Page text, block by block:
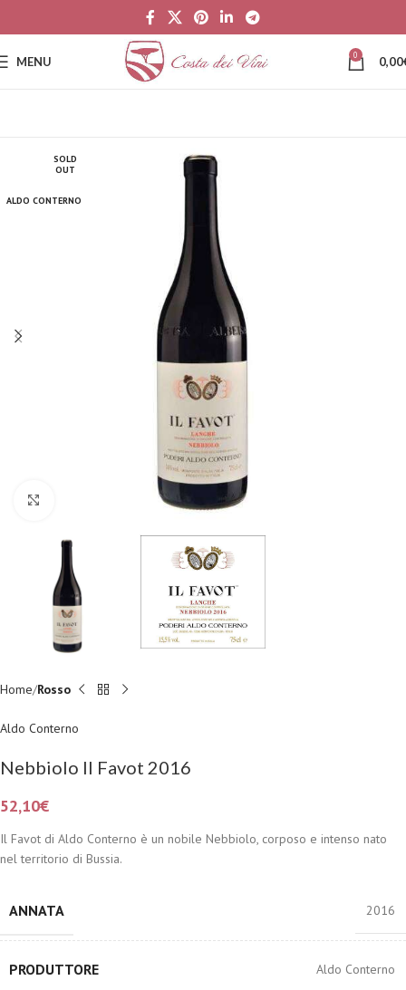
MENU 0 0,00
SOLD
OUT
ALDO CONTERNO
Fai clic per ingrandire
Home Rosso
Aldo Conterno
Nebbiolo Il Favot 2016
52,10€
Il Favot di Aldo Conterno è un nobile Nebbiolo, corposo e intenso nato
nel territorio di Bussia.
ANNATA 2016
PRODUTTORE Aldo Conterno